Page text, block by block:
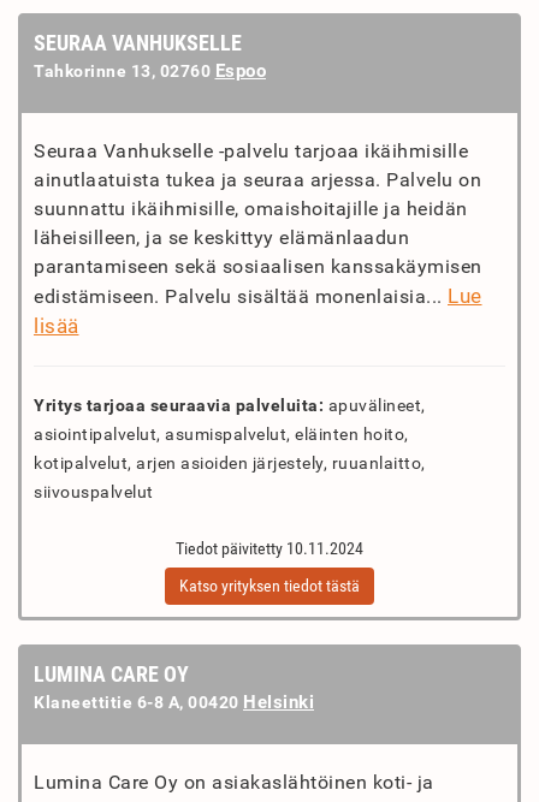
SEURAA VANHUKSELLE
Tahkorinne 13, 02760 Espoo
Seuraa Vanhukselle -palvelu tarjoaa ikäihmisille
ainutlaatuista tukea ja seuraa arjessa. Palvelu on
suunnattu ikäihmisille, omaishoitajille ja heidän
läheisilleen, ja se keskittyy elämänlaadun
parantamiseen sekä sosiaalisen kanssakäymisen
edistämiseen. Palvelu sisältää monenlaisia... Lue
lisää
Yritys tarjoaa seuraavia palveluita: apuvälineet,
asiointipalvelut, asumispalvelut, eläinten hoito,
kotipalvelut, arjen asioiden järjestely, ruuanlaitto,
siivouspalvelut
Tiedot päivitetty 10.11.2024
Katso yrityksen tiedot tästä
LUMINA CARE OY
Klaneettitie 6-8 A, 00420 Helsinki
Lumina Care Oy on asiakaslähtöinen koti- ja